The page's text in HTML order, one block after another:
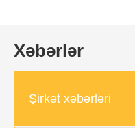
Xəbərlər
Şirkət xəbərləri